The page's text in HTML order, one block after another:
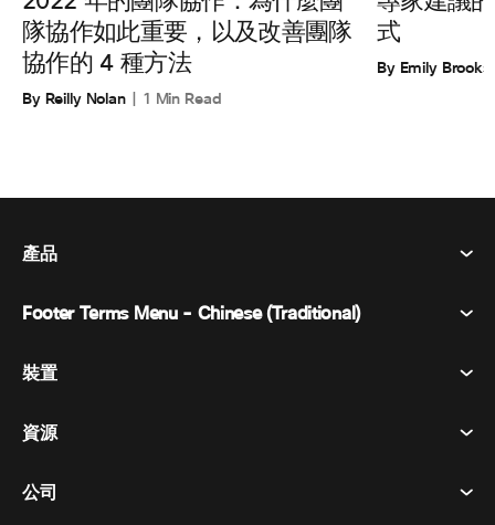
隊協作如此重要，以及改善團隊
協作的 4 種方法
By Reilly Nolan 1 Min Read
式
By Emily Brooks
產品
Webex 套件
訊息傳遞
活動
Footer Terms Menu - Chinese (Traditional)
條款及條件
商標
裝置
房間設備
資源
定價
公司